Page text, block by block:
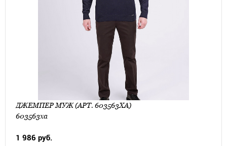
ДЖЕМПЕР МУЖ (АРТ. 603563ХА)
603563ха
1 986 руб.